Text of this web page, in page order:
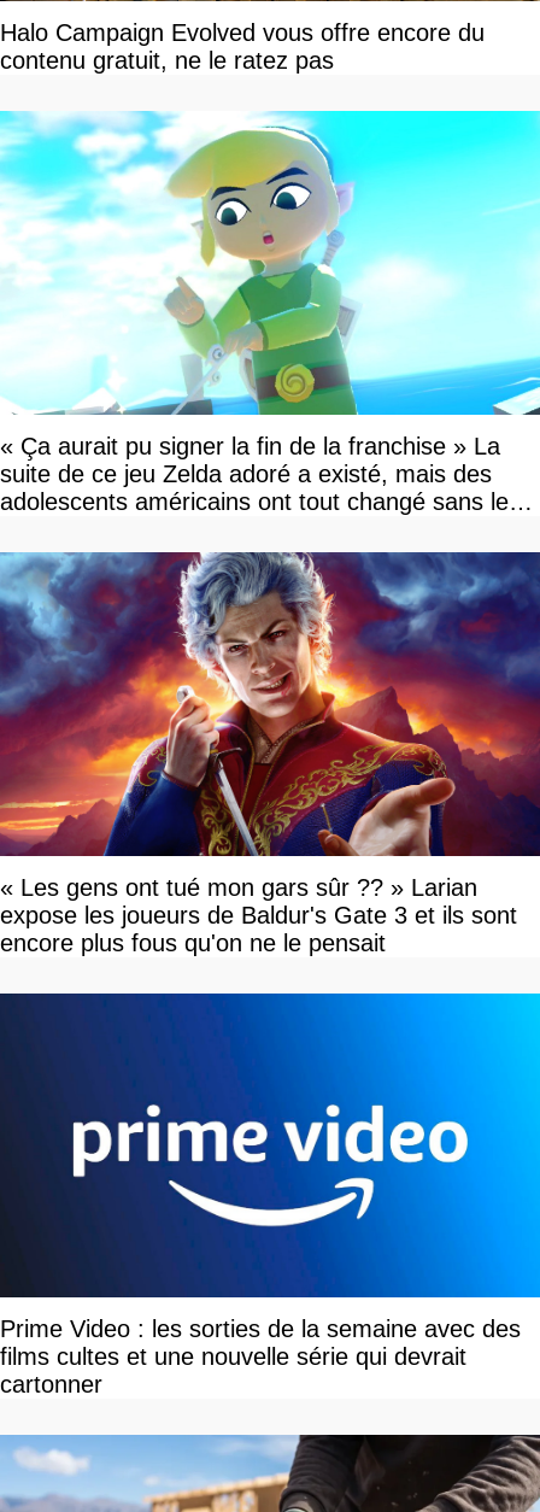
Halo Campaign Evolved vous offre encore du
contenu gratuit, ne le ratez pas
« Ça aurait pu signer la fin de la franchise » La
suite de ce jeu Zelda adoré a existé, mais des
adolescents américains ont tout changé sans le
« Les gens ont tué mon gars sûr ?? » Larian
expose les joueurs de Baldur's Gate 3 et ils sont
encore plus fous qu'on ne le pensait
Prime Video : les sorties de la semaine avec des
films cultes et une nouvelle série qui devrait
cartonner